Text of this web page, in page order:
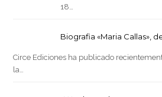
18…
Biografia «Maria Callas»,
Circe Ediciones ha publicado
la…